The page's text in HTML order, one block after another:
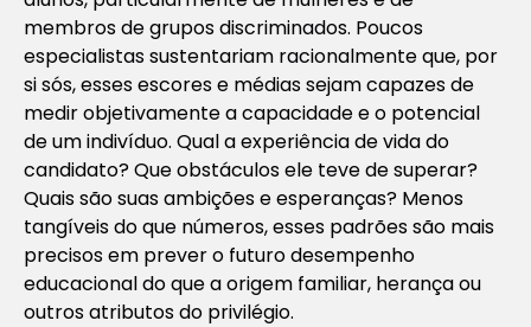
membros de grupos discriminados. Poucos
especialistas sustentariam racionalmente que, por
si sós, esses escores e médias sejam capazes de
medir objetivamente a capacidade e o potencial
de um indivíduo. Qual a experiência de vida do
candidato? Que obstáculos ele teve de superar?
Quais são suas ambições e esperanças? Menos
tangíveis do que números, esses padrões são mais
precisos em prever o futuro desempenho
educacional do que a origem familiar, herança ou
outros atributos do privilégio.